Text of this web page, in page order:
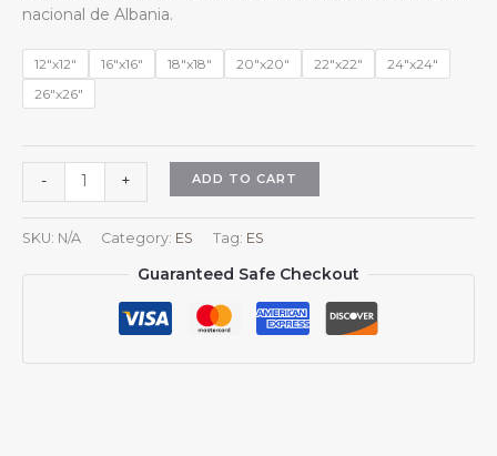
$15.99
nacional de Albania.
12"x12" 16"x16" 18"x18" 20"x20" 22"x22"
24"x24"
26"x26"
-
de
almohada
cuadradas
con
+ ADD TO CART
SKU: N/A Category: ES Tag: ES
Guaranteed Safe Checkout